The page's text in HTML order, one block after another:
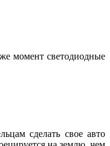
момент светодиодные
сделать свое авто